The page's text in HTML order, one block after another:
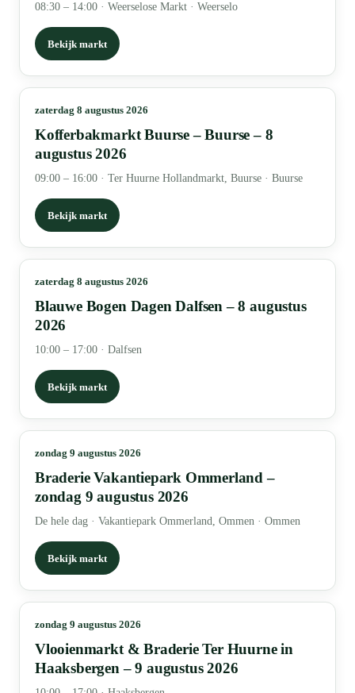
08:30 – 14:00 · Weerselose Markt · Weerselo
Bekijk markt
zaterdag 8 augustus 2026
Kofferbakmarkt Buurse – Buurse – 8
augustus 2026
09:00 – 16:00 · Ter Huurne Hollandmarkt, Buurse · Buurse
Bekijk markt
zaterdag 8 augustus 2026
Blauwe Bogen Dagen Dalfsen – 8 augustus
2026
10:00 – 17:00 · Dalfsen
Bekijk markt
zondag 9 augustus 2026
Braderie Vakantiepark Ommerland –
zondag 9 augustus 2026
De hele dag · Vakantiepark Ommerland, Ommen · Ommen
Bekijk markt
zondag 9 augustus 2026
Vlooienmarkt & Braderie Ter Huurne in
Haaksbergen – 9 augustus 2026